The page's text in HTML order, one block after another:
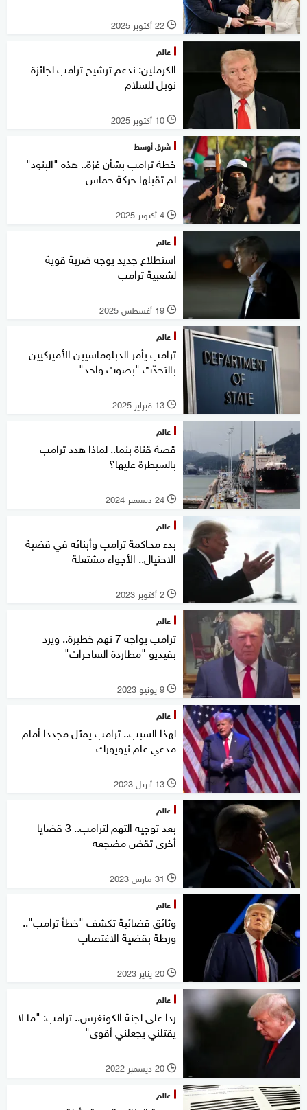
l 22 أكتوبر 2025
عالم
الكرملين: ندعم ترشيح ترامب لجائزة
نوبل للسلام
l 10 أكتوبر 2025
شرق أوسط
خطة ترامب بشأن غزة.. هذه "البنود"
لم تقبلها حركة حماس
l 4 أكتوبر 2025
عالم
استطلاع جديد يوجه ضربة قوية
لشعبية ترامب
l 19 أغسطس 2025
عالم
ترامب يأمر الدبلوماسيين الأميركيين
بالتحدّث "بصوت واحد"
l 13 فبراير 2025
عالم
قصة قناة بنما.. لماذا هدد ترامب
بالسيطرة عليها؟
l 24 ديسمبر 2024
عالم
بدء محاكمة ترامب وأبنائه في قضية
الاحتيال.. الأجواء مشتعلة
l 2 أكتوبر 2023
عالم
ترامب يواجه 7 تهم خطيرة.. ويرد
بفيديو "مطاردة الساحرات"
l 9 يونيو 2023
عالم
لهذا السبب.. ترامب يمثل مجددا أمام
مدعي عام نيويورك
l 13 أبريل 2023
عالم
بعد توجيه التهم لترامب.. 3 قضايا
أخرى تقض مضجعه
l 31 مارس 2023
عالم
وثائق قضائية تكشف "خطأ ترامب"..
ورطة بقضية الاغتصاب
l 20 يناير 2023
عالم
ردا على لجنة الكونغرس.. ترامب: "ما لا
يقتلني يجعلني أقوى"
l 20 ديسمبر 2022
عالم